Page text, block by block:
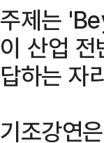
주제는
이 산업
답하는 자
기조강연